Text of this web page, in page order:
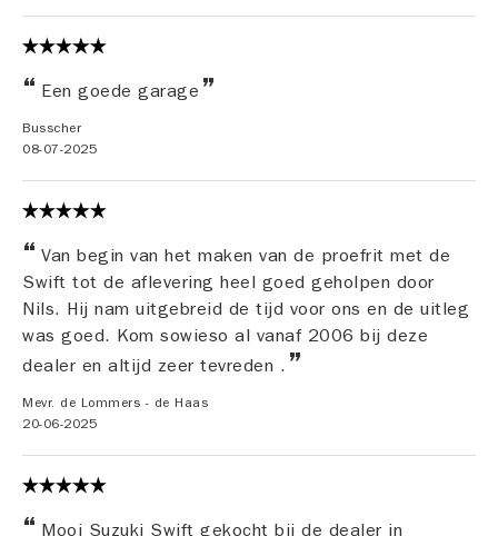
Een goede garage
Busscher
08-07-2025
Van begin van het maken van de proefrit met de
Swift tot de aflevering heel goed geholpen door
Nils. Hij nam uitgebreid de tijd voor ons en de uitleg
was goed. Kom sowieso al vanaf 2006 bij deze
dealer en altijd zeer tevreden .
Mevr. de Lommers - de Haas
20-06-2025
Mooi Suzuki Swift gekocht bij de dealer in